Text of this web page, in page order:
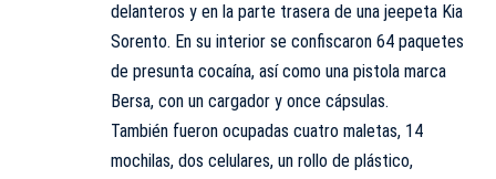
delanteros y en la parte trasera de una jeepeta Kia
Sorento. En su interior se confiscaron 64 paquetes
de presunta cocaína, así como una pistola marca
Bersa, con un cargador y once cápsulas.
También fueron ocupadas cuatro maletas, 14
mochilas, dos celulares, un rollo de plástico,